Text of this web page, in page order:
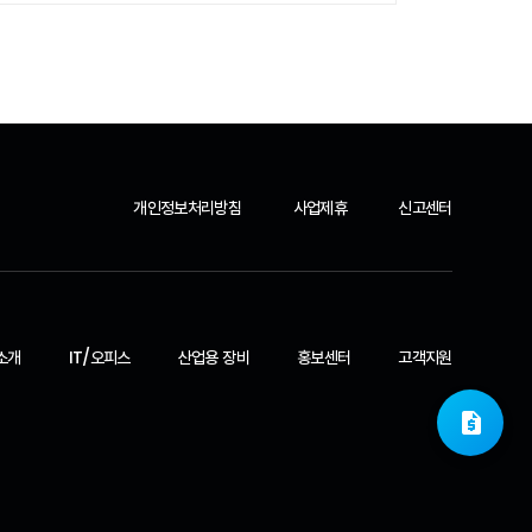
request_quote
개인정보처리방침 사업제휴 신고센터
개 IT/오피스 산업용 장비 홍보센터 고객지원